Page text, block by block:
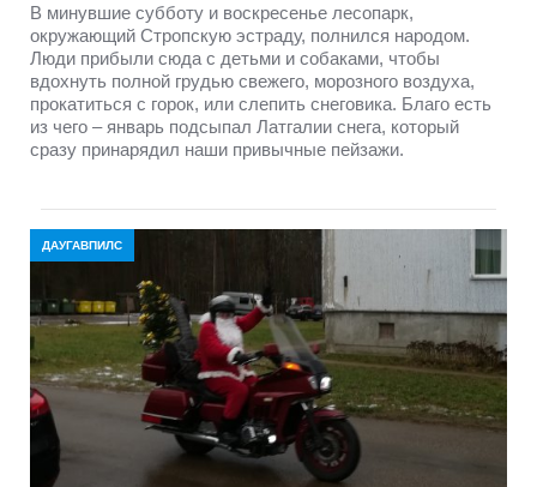
В минувшие субботу и воскресенье лесопарк,
окружающий Стропскую эстраду, полнился народом.
Люди прибыли сюда с детьми и собаками, чтобы
вдохнуть полной грудью свежего, морозного воздуха,
прокатиться с горок, или слепить снеговика. Благо есть
из чего – январь подсыпал Латгалии снега, который
сразу принарядил наши привычные пейзажи.
ДАУГАВПИЛС